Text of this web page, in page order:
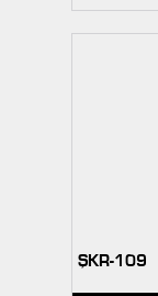
ŞKR-109